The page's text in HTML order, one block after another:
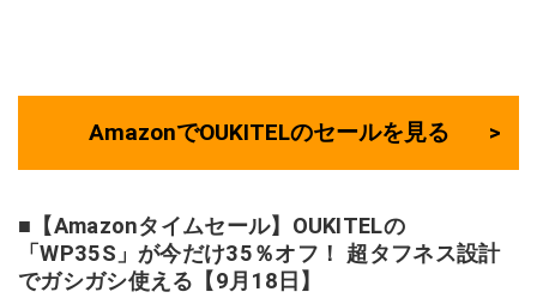
AmazonでOUKITELのセールを見る
■【Amazonタイムセール】OUKITELの
「WP35S」が今だけ35％オフ！ 超タフネス設計
でガシガシ使える【9月18日】